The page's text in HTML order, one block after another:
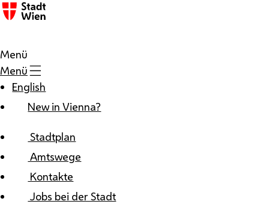
Zum Inhalt
Menü
Menü
English
New in Vienna?
Stadtplan
Amtswege
Kontakte
Jobs bei der Stadt